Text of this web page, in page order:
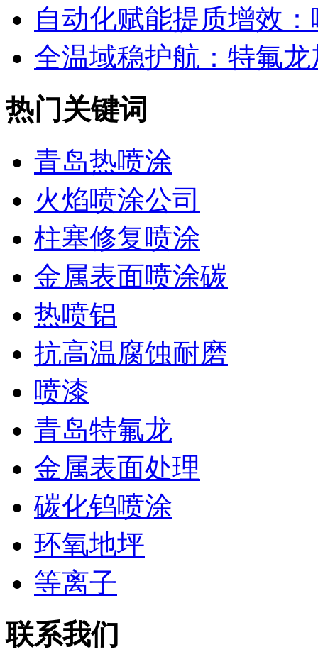
自动化赋能提质增效
全温域稳护航：特氟龙
热门关键词
青岛热喷涂
火焰喷涂公司
柱塞修复喷涂
金属表面喷涂碳
热喷铝
抗高温腐蚀耐磨
喷漆
青岛特氟龙
金属表面处理
碳化钨喷涂
环氧地坪
等离子
联系我们